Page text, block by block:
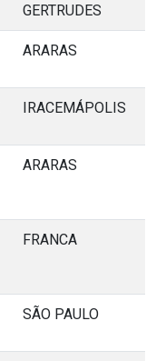
GERTRUDES
ARARAS
IRACEMÁPOLIS
ARARAS
FRANCA
SÃO PAULO